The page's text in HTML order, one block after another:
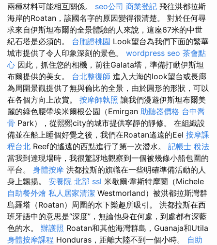
兩種材料可能相互關係。 seo公司 商業登記 飛往洪都拉斯
海岸的Roatan，該國名字的原因變得很清楚。 對於任何尋
求來自伊斯坦布爾的全景體驗的人來說，這座67米的中世
紀石塔是必須的。 台胞證桃園 Look望台為我們下面的繁華
城市提供了令人印象深刻的景色。 wordpress seo 茶會點
心 因此，抓住您的相機，前往Galata塔，準備打動伊斯坦
布爾提供的美女。 台北整復師 進入大海的look望台或長廊
為周圍景觀提供了無與倫比的全景，由於圓形的形狀，可以
在各個方向上欣賞。 按摩師執照 讓我們漫遊伊斯坦布爾美
麗的綠色腰帶埃米爾根公園（Emirgan 助聽器價格 台中喬
骨 Park），從熙熙city的城市提供寧靜的靜修。 在組織設
備並在船上睡個好覺之後，我們在Roatan遙遠的Eel 按摩課
程台北 Reef的遙遠的西點進行了第一次潛水。 記帳士 稅法
當我到達現場時，我很驚訝地觀察到一個被幾條小船包圍的
平台。 身體按摩 洪都拉斯的旗幟在一些明確準備活動的人
身上飄揚。 安養院 北部 ssl 米歇爾·韋斯特摩蘭（Michele
自助餐外燴 私人居家清潔 Westmorland）被洪都拉斯灣群
島羅塔（Roatan）周圍的水下樂趣所吸引。 洪都拉斯在西
班牙語中的意思是“深度”，無論他身在何處，到處都有深藍
色的水。 辦護照 Roatan和其他海灣群島，Guanaja和Utila
身體按摩課程 Honduras，距離大陸不到一個小時。 自助